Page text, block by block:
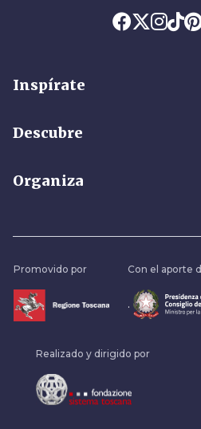
Inspírate
Descubre
Organiza
Promovido por Con el aporte
.
Realizado y dirigido por